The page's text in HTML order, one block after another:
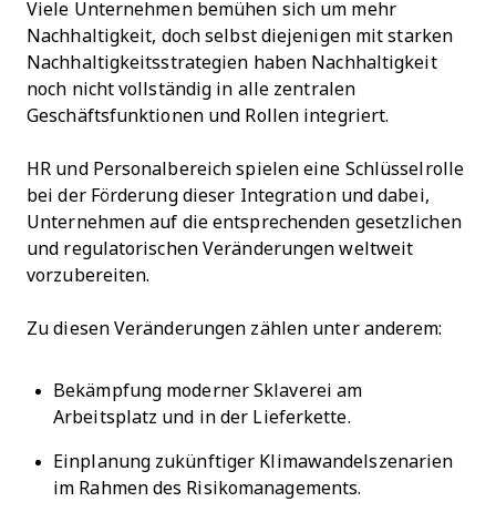
Viele Unternehmen bemühen sich um mehr
Nachhaltigkeit, doch selbst diejenigen mit starken
Nachhaltigkeitsstrategien haben Nachhaltigkeit
noch nicht vollständig in alle zentralen
Geschäftsfunktionen und Rollen integriert.
HR und Personalbereich spielen eine Schlüsselrolle
bei der Förderung dieser Integration und dabei,
Unternehmen auf die entsprechenden gesetzlichen
und regulatorischen Veränderungen weltweit
vorzubereiten.
Zu diesen Veränderungen zählen unter anderem:
Bekämpfung moderner Sklaverei am
Arbeitsplatz und in der Lieferkette.
Einplanung zukünftiger Klimawandelszenarien
im Rahmen des Risikomanagements.